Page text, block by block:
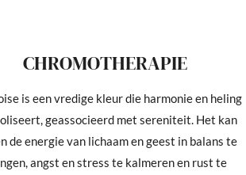
CHROMOTHERAPIE
is een vredige kleur die harmonie en heling
geassocieerd met sereniteit. Het kan
de energie van lichaam en geest in balans te
angst en stress te kalmeren en rust te